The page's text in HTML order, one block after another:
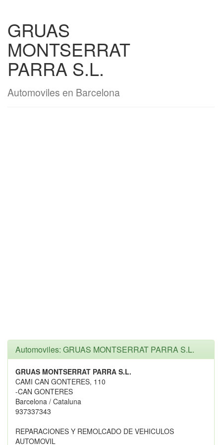
GRUAS
MONTSERRAT
PARRA S.L.
Automoviles en Barcelona
Automoviles: GRUAS MONTSERRAT PARRA S.L.
GRUAS MONTSERRAT PARRA S.L.
CAMI CAN GONTERES, 110
-CAN GONTERES
Barcelona / Cataluna
937337343
REPARACIONES Y REMOLCADO DE VEHICULOS
AUTOMOVIL